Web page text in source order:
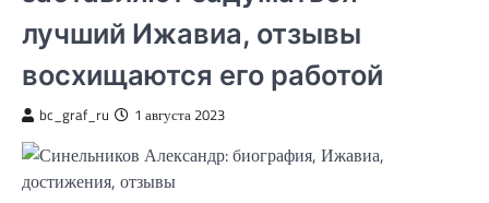
лучший Ижавиа, отзывы
восхищаются его работой
bc_graf_ru 1 августа 2023